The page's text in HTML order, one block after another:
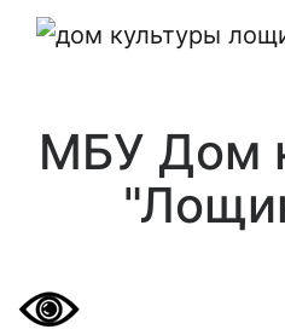
МБУ Дом